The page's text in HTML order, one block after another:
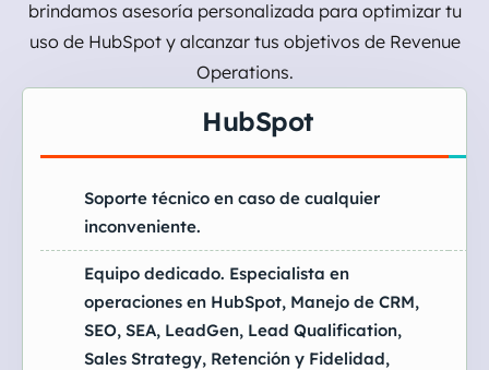
brindamos asesoría personalizada para optimizar tu
uso de HubSpot y alcanzar tus objetivos de Revenue
Operations.
HubSpot
Soporte técnico en caso de cualquier
inconveniente.
Equipo dedicado. Especialista en
operaciones en HubSpot, Manejo de CRM,
SEO, SEA, LeadGen, Lead Qualification,
Sales Strategy, Retención y Fidelidad,